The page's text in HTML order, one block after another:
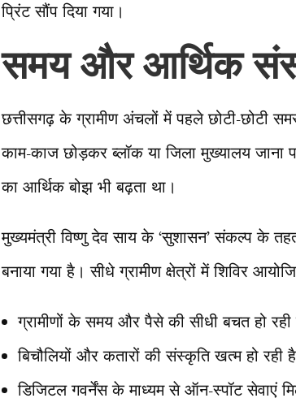
प्रिंट सौंप दिया गया।
समय और आर्थिक
छत्तीसगढ़ के ग्रामीण अंचलों में पहले छोटी-छोटी
काम-काज छोड़कर ब्लॉक या जिला मुख्यालय
का आर्थिक बोझ भी बढ़ता था।
मुख्यमंत्री विष्णु देव साय के ‘सुशासन’ संकल्प के
बनाया गया है। सीधे ग्रामीण क्षेत्रों में शिविर
ग्रामीणों के समय और पैसे की सीधी बचत हो रही
बिचौलियों और कतारों की संस्कृति खत्म हो रही
डिजिटल गवर्नेंस के माध्यम से ऑन-स्पॉट सेवाएं